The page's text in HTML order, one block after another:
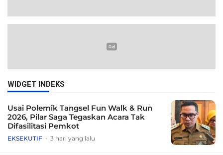
WIDGET INDEKS
Usai Polemik Tangsel Fun Walk & Run
2026, Pilar Saga Tegaskan Acara Tak
Difasilitasi Pemkot
EKSEKUTIF 3 hari yang lalu